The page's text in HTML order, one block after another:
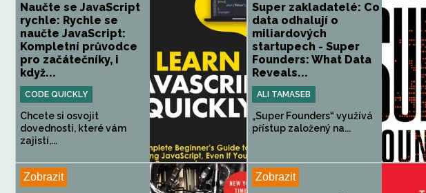
Naučte se JavaScript
rychle: Rychle se
naučte JavaScript:
Kompletní průvodce
pro začátečníky, i
když...
CODE QUICKLY
Chcete si osvojit
dovednosti, které vám
zajistí,...
Super zakladatelé: Co
data odhalují o
miliardových
startupech - Super
Founders: What Data
Reveals...
ALI TAMASEB
„Super Founders“ využívá
přístup založený na...
Zobrazit Zobrazit